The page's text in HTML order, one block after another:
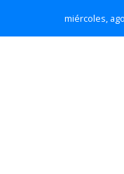
miércoles,